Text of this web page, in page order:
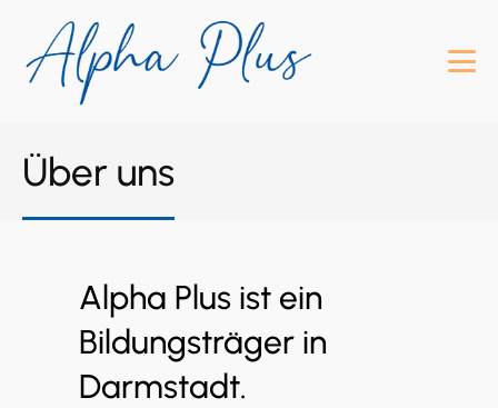
Über uns
Alpha Plus ist ein
Bildungsträger in
Darmstadt.